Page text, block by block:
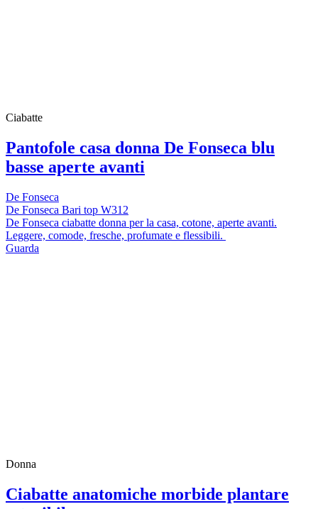
Ciabatte
Pantofole casa donna De Fonseca blu
basse aperte avanti
De Fonseca
De Fonseca Bari top W312
De Fonseca ciabatte donna per la casa, cotone, aperte avanti.
Leggere, comode, fresche, profumate e flessibili.
Guarda
Donna
Ciabatte anatomiche morbide plantare